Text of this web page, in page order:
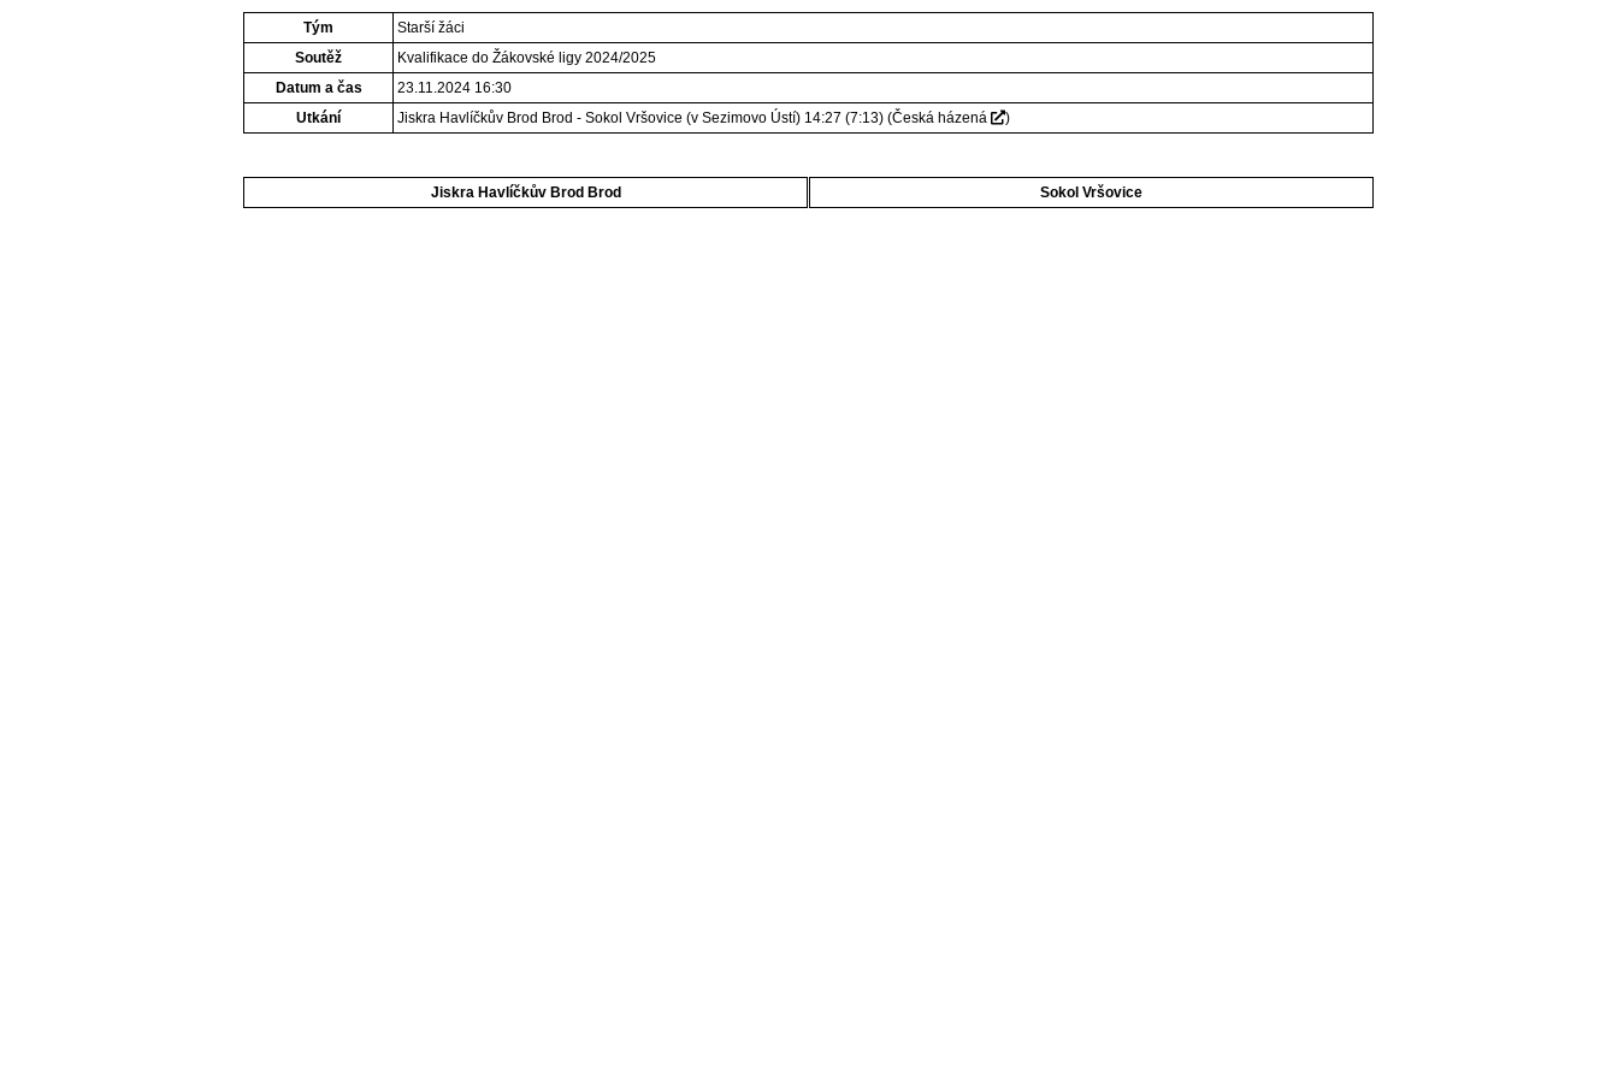
Tým
Starší žáci
Soutěž
Kvalifikace do Žákovské ligy 2024/2025
Datum a čas
23.11.2024 16:30
Utkání
Jiskra Havlíčkův Brod Brod - Sokol Vršovice (v Sezimovo Ústí) 14:27 (7:13)(Česká házená )
Jiskra Havlíčkův Brod Brod Sokol Vršovice